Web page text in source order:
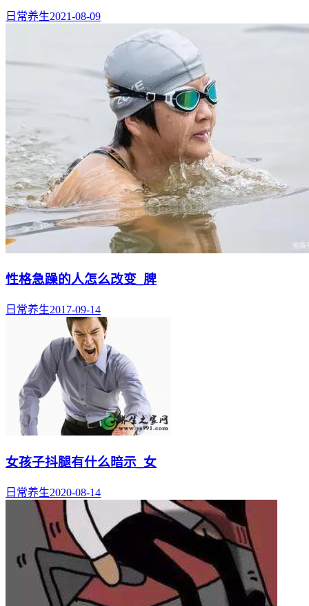
日常养生2021-08-09
性格急躁的人怎么改变_脾
日常养生2017-09-14
女孩子抖腿有什么暗示_女
日常养生2020-08-14